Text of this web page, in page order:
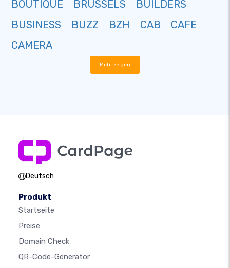
BOUTIQUE
BRUSSELS
BUILDERS
BUSINESS
BUZZ BZH CAB
CAFE
CAMERA
Mehr zeigen
Deutsch
Produkt
Startseite
Preise
Domain Check
QR-Code-Generator